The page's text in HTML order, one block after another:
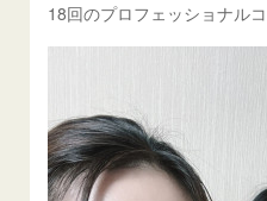
18回のプロフェッショナル